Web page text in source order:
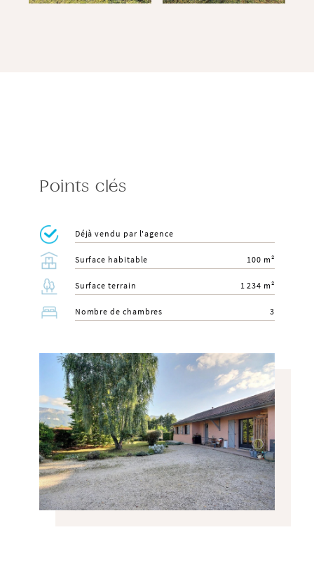
Points clés
Déjà vendu par l'agence
Surface habitable 100 m²
Surface terrain 1 234 m²
Nombre de chambres 3